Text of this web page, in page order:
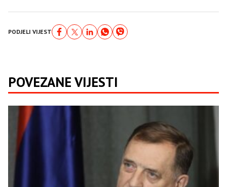
PODJELI VIJEST
POVEZANE VIJESTI